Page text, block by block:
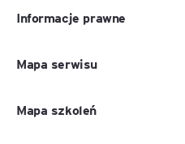
Informacje prawne
Mapa serwisu
Mapa szkoleń